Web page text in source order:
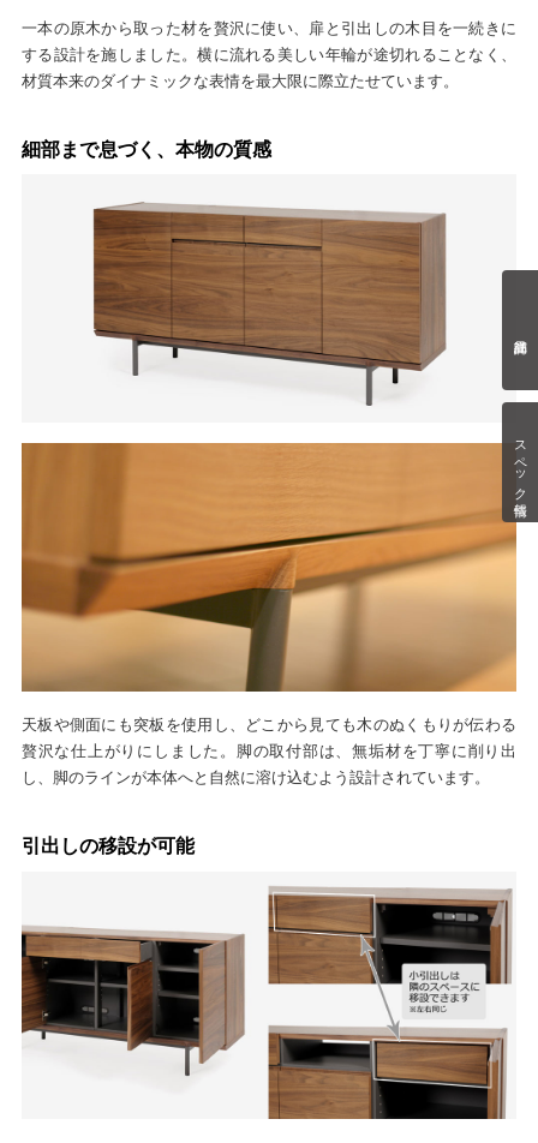
スペック情報
一本の原木から取った材を贅沢に使い、扉と引出しの木目を一続きに
する設計を施しました。横に流れる美しい年輪が途切れることなく、
材質本来のダイナミックな表情を最大限に際立たせています。
細部まで息づく、本物の質感
天板や側面にも突板を使用し、どこから見ても木のぬくもりが伝わる
贅沢な仕上がりにしました。脚の取付部は、無垢材を丁寧に削り出
し、脚のラインが本体へと自然に溶け込むよう設計されています。
引出しの移設が可能